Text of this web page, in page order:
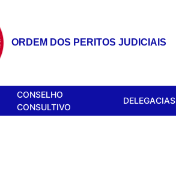
ORDEM DOS PERITOS JUDICIAIS
CONSELHO
CONSULTIVO
DELEGACIAS